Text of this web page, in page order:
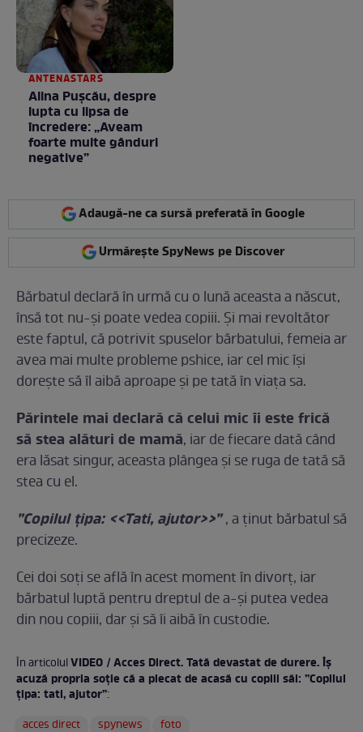
ANTENASTARS
Alina Pușcău, despre
lupta cu lipsa de
încredere: „Aveam
foarte multe gânduri
negative”
Adaugă-ne ca sursă preferată în Google
Urmărește SpyNews pe Discover
Bărbatul declară în urmă cu o lună aceasta a născut,
însă tot nu-și poate vedea copiii. Și mai revoltător
este faptul, că potrivit spuselor bărbatului, femeia ar
avea mai multe probleme pshice, iar cel mic își
dorește să îl aibă aproape și pe tată în viața sa.
Părintele mai declară că celui mic îi este frică
să stea alături de mamă, iar de fiecare dată când
era lăsat singur, aceasta plângea și se ruga de tată să
stea cu el.
”Copilul țipa: <<Tati, ajutor>>”, a ținut bărbatul să
precizeze.
Cei doi soți se află în acest moment în divorț, iar
bărbatul luptă pentru dreptul de a-și putea vedea
din nou copiii, dar și să îi aibă în custodie.
În articolulVIDEO / Acces Direct. Tată devastat de durere. Îș
acuză propria soție că a plecat de acasă cu copiii săi: ”Copilul
țipa: tati, ajutor”:
acces direct
spynews foto